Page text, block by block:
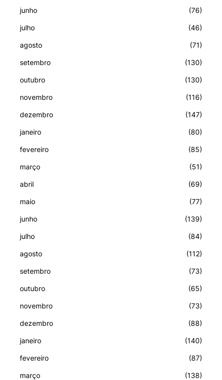
junho (76)
julho (46)
agosto (71)
setembro (130)
outubro (130)
novembro (116)
dezembro (147)
janeiro (80)
fevereiro (85)
março (51)
abril (69)
maio (77)
junho (139)
julho (84)
agosto (112)
setembro (73)
outubro (65)
novembro (73)
dezembro (88)
janeiro (140)
fevereiro (87)
março (138)